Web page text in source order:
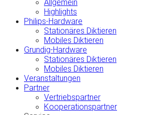
Allgemein
Highlights
Philips-Hardware
Stationäres Diktieren
Mobiles Diktieren
Grundig-Hardware
Stationäres Diktieren
Mobiles Diktieren
Veranstaltungen
Partner
Vertriebspartner
Kooperationspartner